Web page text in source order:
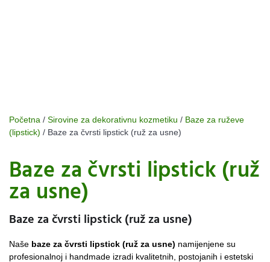
Početna / Sirovine za dekorativnu kozmetiku / Baze za ruževe
(lipstick) / Baze za čvrsti lipstick (ruž za usne)
Baze za čvrsti lipstick (ruž
za usne)
Baze za čvrsti lipstick (ruž za usne)
Naše baze za čvrsti lipstick (ruž za usne) namijenjene su
profesionalnoj i handmade izradi kvalitetnih, postojanih i estetski